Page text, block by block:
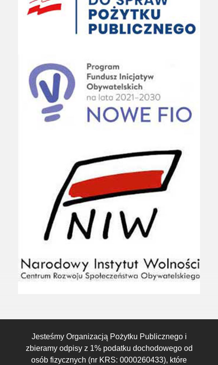
Jesteśmy Organizacją Pożytku Publicznego i
zbieramy odpisy z 1% podatku dochodowego od
osób fizycznych (nr KRS: 0000260433), które